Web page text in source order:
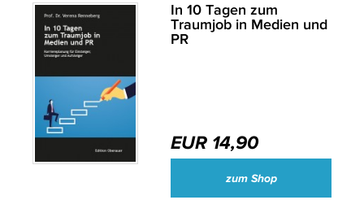
In 10 Tagen zum
Traumjob in Medien und
PR
EUR 14,90
zum Shop